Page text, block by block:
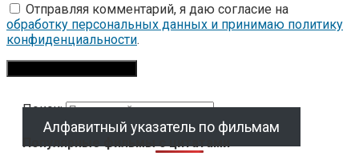
Отправляя комментарий, я даю согласие на
обработку персональных данных и принимаю политику
конфиденциальности.
Поиск:
Алфавитный указатель по фильмам
Популярные фильмы с цитатами